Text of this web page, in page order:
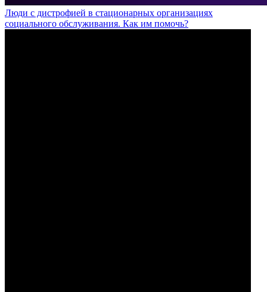
Люди с дистрофией в стационарных организациях
социального обслуживания. Как им помочь?